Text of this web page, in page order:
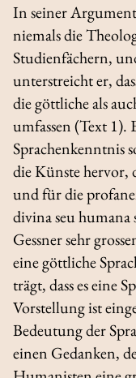
In seiner
niemals die
Studienfächern,
unterstreicht er,
die göttliche als
umfassen (Text 1).
Sprachenkenntnis
die Künste hervor,
und für die
divina seu humana
Gessner sehr
eine göttliche
trägt, dass es eine
Vorstellung ist
Bedeutung der
einen Gedanken,